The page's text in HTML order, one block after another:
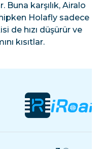
karşılık, Airalo
Holafly sadece
de hızı düşürür ve
kısıtlar.